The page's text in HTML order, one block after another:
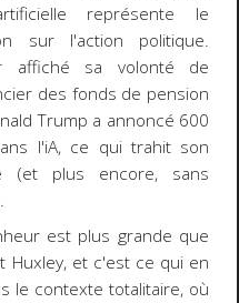
représente le
sur l'action politique.
affiché sa volonté de
des fonds de pension
Trump a annoncé 600
l'iA, ce qui trahit son
(et plus encore, sans
est plus grande que
Huxley, et c'est ce qui en
le contexte totalitaire, où